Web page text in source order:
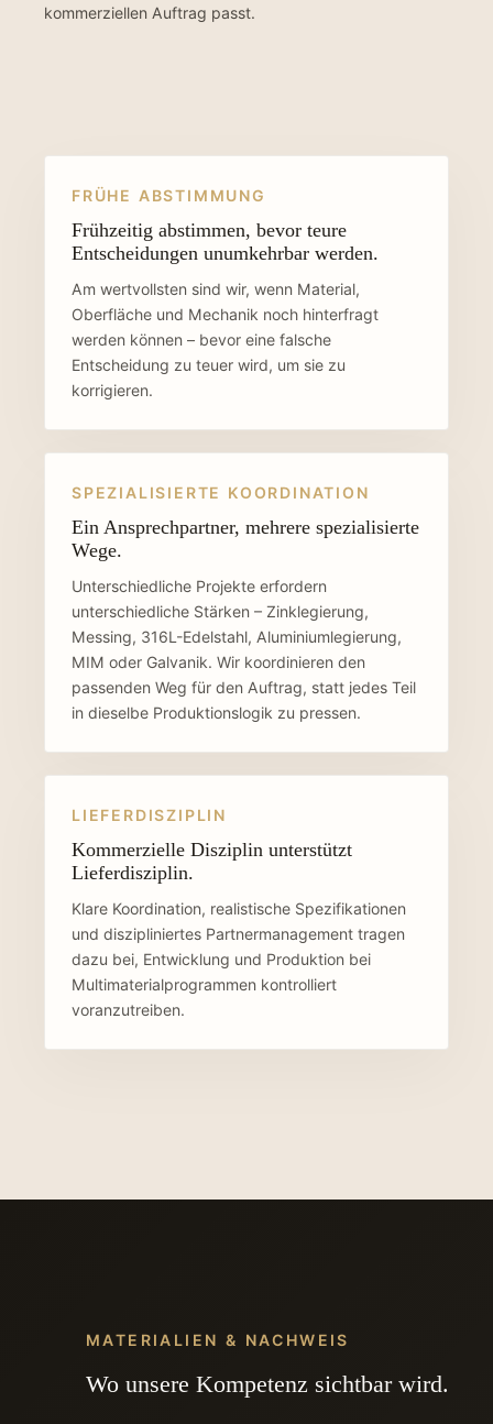
kommerziellen Auftrag passt.
FRÜHE ABSTIMMUNG
Frühzeitig abstimmen, bevor teure
Entscheidungen unumkehrbar werden.
Am wertvollsten sind wir, wenn Material,
Oberfläche und Mechanik noch hinterfragt
werden können – bevor eine falsche
Entscheidung zu teuer wird, um sie zu
korrigieren.
SPEZIALISIERTE KOORDINATION
Ein Ansprechpartner, mehrere spezialisierte
Wege.
Unterschiedliche Projekte erfordern
unterschiedliche Stärken – Zinklegierung,
Messing, 316L-Edelstahl, Aluminiumlegierung,
MIM oder Galvanik. Wir koordinieren den
passenden Weg für den Auftrag, statt jedes Teil
in dieselbe Produktionslogik zu pressen.
LIEFERDISZIPLIN
Kommerzielle Disziplin unterstützt
Lieferdisziplin.
Klare Koordination, realistische Spezifikationen
und diszipliniertes Partnermanagement tragen
dazu bei, Entwicklung und Produktion bei
Multimaterialprogrammen kontrolliert
voranzutreiben.
MATERIALIEN & NACHWEIS
Wo unsere Kompetenz sichtbar wird.